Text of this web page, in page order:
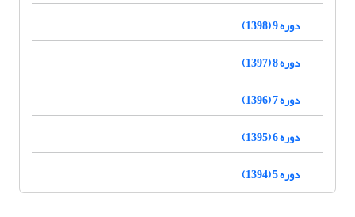
دوره 9 (1398)
دوره 8 (1397)
دوره 7 (1396)
دوره 6 (1395)
دوره 5 (1394)